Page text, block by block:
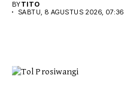
perdagangan...
BYTITO
SABTU, 8 AGUSTUS 2026, 07:36